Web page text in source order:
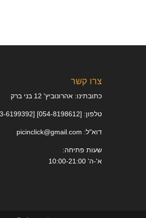
צרו קשר
כתובתינו: אהרונוביץ' 12 בני ברק
טלפון: [054-8198612] [03-6199392]
דוא"ל: picinclick@gmail.com
שעות פתיחה:
א'-ה' 10:00-21:00